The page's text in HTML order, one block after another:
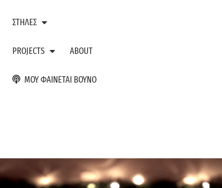
ΣΤΗΛΕΣ
PROJECTS ABOUT
ΜΟΥ ΦΑΙΝΕΤΑΙ ΒΟΥΝΟ